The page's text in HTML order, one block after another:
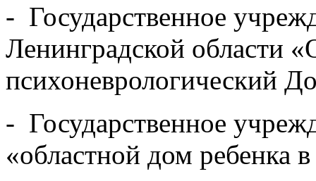
- Государственное
Ленинградской области
психоневрологический
- Государственное
«областной дом ребенка